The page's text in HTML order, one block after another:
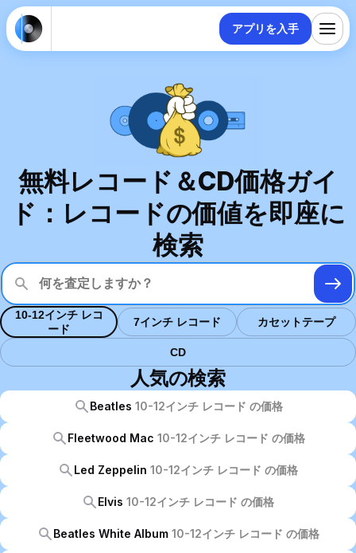
アプリを入手
無料レコード＆CD価格ガイ
ド：レコードの価値を即座に
検索
10-12インチ レコ
ード
7インチ レコード カセットテープ
CD
人気の検索
Beatles 10-12インチ レコード の価格
Fleetwood Mac 10-12インチ レコード の価格
Led Zeppelin 10-12インチ レコード の価格
Elvis 10-12インチ レコード の価格
Beatles White Album 10-12インチ レコード の価格